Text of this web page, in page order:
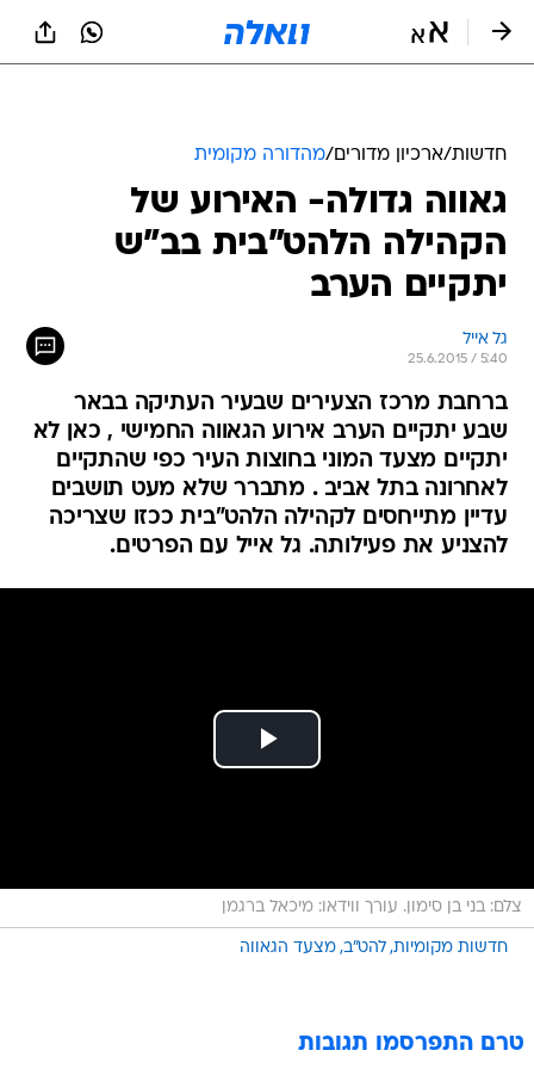
חדשות/ארכיון מדורים/מהדורה מקומית
גאווה גדולה- האירוע של
הקהילה הלהט"בית בב"ש
יתקיים הערב
גל אייל
25.6.2015 / 5:40
ברחבת מרכז הצעירים שבעיר העתיקה בבאר
שבע יתקיים הערב אירוע הגאווה החמישי , כאן לא
יתקיים מצעד המוני בחוצות העיר כפי שהתקיים
לאחרונה בתל אביב . מתברר שלא מעט תושבים
עדיין מתייחסים לקהילה הלהט"בית ככזו שצריכה
להצניע את פעילותה. גל אייל עם הפרטים.
צלם: בני בן סימון. עורך ווידאו: מיכאל ברגמן
חדשות מקומיות להט"ב מצעד הגאווה
טרם התפרסמו תגובות